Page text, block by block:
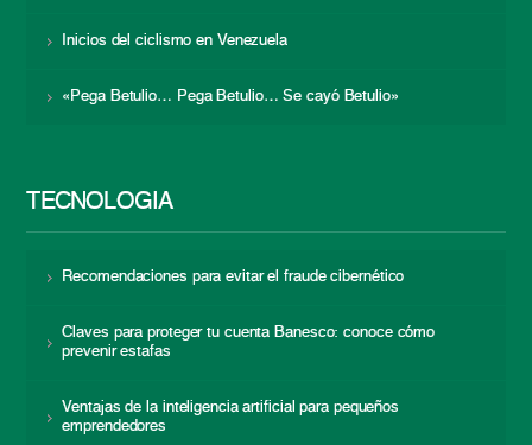
Inicios del ciclismo en Venezuela
«Pega Betulio… Pega Betulio… Se cayó Betulio»
TECNOLOGÍA
Recomendaciones para evitar el fraude cibernético
Claves para proteger tu cuenta Banesco: conoce cómo
prevenir estafas
Ventajas de la inteligencia artificial para pequeños
emprendedores